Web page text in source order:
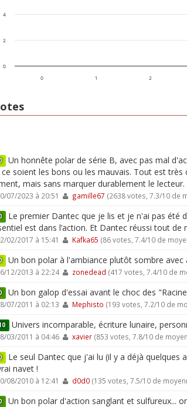
0 1 2
0
2
4
Un honnête polar de série B, avec pas mal
soient les bons ou les mauvais. Tout est
mais sans marquer durablement le lecteur.
07/2023 à 20:51 gamille67 (2638 votes, 7.3/10 de
Le premier Dantec que je lis et je n'ai pas été
est dans l’action. Et Dantec réussi tout
02/2017 à 15:41 Kafka65 (86 votes, 7.4/10 de
Un bon polar à l'ambiance plutôt sombre avec
12/2013 à 22:24 zonedead (417 votes, 7.4/10 de
Un bon galop d'essai avant le choc des
07/2011 à 02:13 Mephisto (193 votes, 7.2/10 de
Univers incomparable, écriture lunaire,
03/2011 à 04:46 xavier(853 votes, 7.8/10 de
Le seul Dantec que j'ai lu (il y a déjà quelques
navet !
08/2010 à 12:41 d0d0(135 votes, 7.5/10 de
Un bon polar d'action sanglant et sulfureux...